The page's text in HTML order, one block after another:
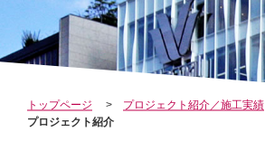
COMP
トップページ プロジェクト紹介／施工実績
プロジェクト紹介